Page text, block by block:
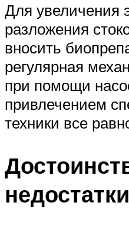
Для увеличения
разложения
вносить
регулярная
при помощи
привлечением
техники все
недостатки